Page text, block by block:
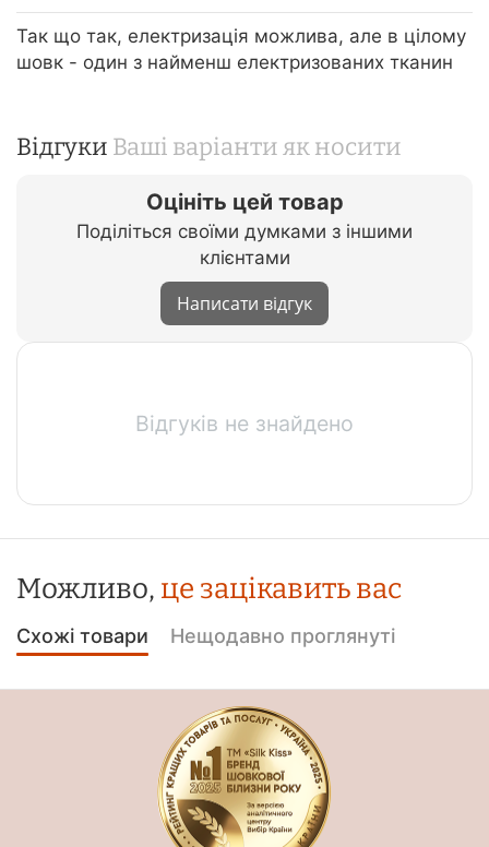
Так що так, електризація можлива, але в цілому
шовк - один з найменш електризованих тканин
Відгуки Ваші варіанти як носити
Оцініть цей товар
Поділіться своїми думками з іншими
клієнтами
Написати відгук
Відгуків не знайдено
Можливо, це зацікавить вас
Схожі товари Нещодавно проглянуті